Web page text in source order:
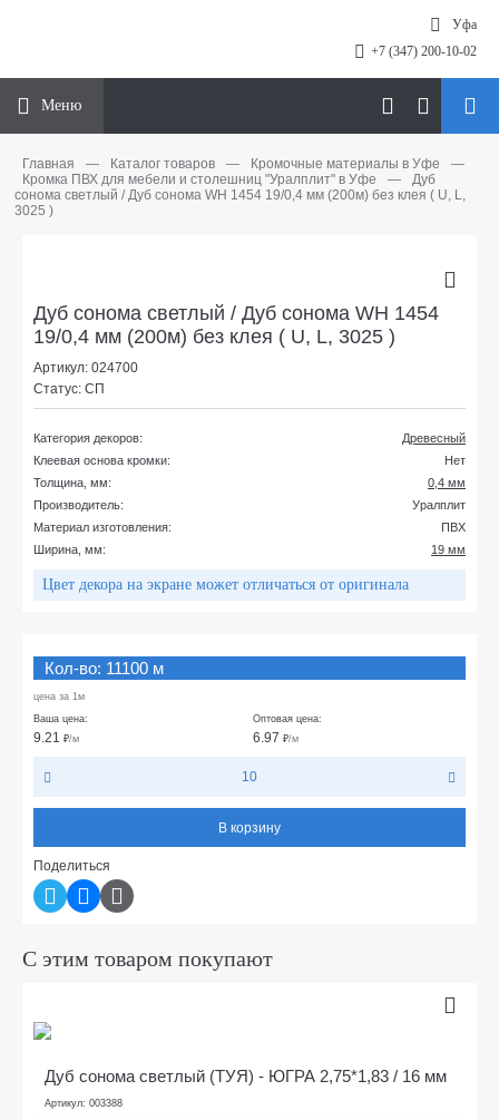
Уфа
+7 (347) 200-10-02
Меню
Главная — Каталог товаров — Кромочные материалы в Уфе
—
Кромка ПВХ для мебели и столешниц "Уралплит" в Уфе
—
Дуб
сонома светлый / Дуб сонома WH 1454 19/0,4 мм (200м) без клея ( U, L,
3025 )
Дуб сонома светлый / Дуб сонома WH 1454
19/0,4 мм (200м) без клея ( U, L, 3025 )
Артикул: 024700
Статус: СП
Категория декоров:
Древесный
Клеевая основа кромки:
Нет
Толщина, мм:
0,4 мм
Производитель:
Уралплит
Материал изготовления:
ПВХ
Ширина, мм:
19 мм
Цвет декора на экране может отличаться от оригинала
Кол-во: 11100 м
цена за 1м
Ваша цена:
9.21 ₽/м
Оптовая цена:
6.97 ₽/м
10
В корзину
Поделиться
С этим товаром покупают
Дуб сонома светлый (ТУЯ) - ЮГРА 2,75*1,83 / 16 мм
Артикул: 003388